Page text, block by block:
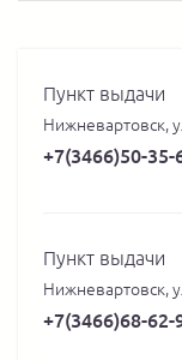
Пункт выдачи
Нижневартовск,
+7(3466)50-35-
Пункт выдачи
Нижневартовск,
+7(3466)68-62-